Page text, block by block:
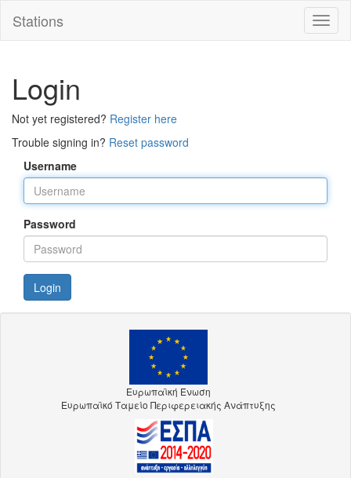
Stations
Login
Not yet registered? Register here
Trouble signing in? Reset password
Username
Password
Login
Ευρωπαϊκή Ένωση
Ευρωπαϊκό Ταμείο Περιφερειακής Ανάπτυξης